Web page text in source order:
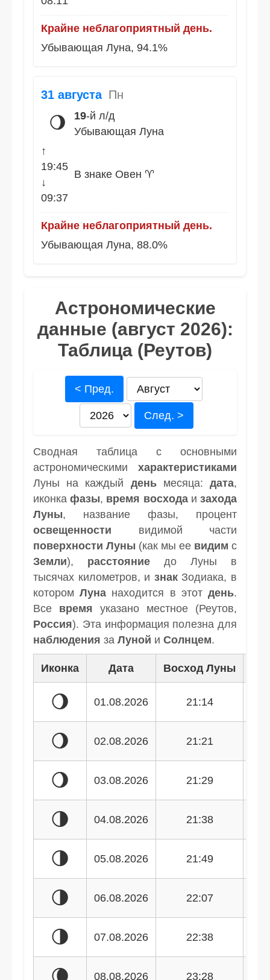
Крайне неблагоприятный день.
Убывающая Луна, 94.1%
31 августа Пн
🌖 19-й л/д
Убывающая Луна
↑
19:45
↓
09:37
В знаке Овен ♈
Крайне неблагоприятный день.
Убывающая Луна, 88.0%
Астрономические
данные (август 2026):
Таблица (Реутов)
< Пред.
След. >
Сводная таблица с основными
астрономическими характеристиками
Луны на каждый деньмесяца:дата,
иконкафазы, время восходаизахода
Луны, название фазы, процент
освещенности видимой части
поверхности Луны (как мы ее видим с
Земли), расстояние до Луны в
тысячах километров, и знакЗодиака, в
которомЛуна находится в этотдень.
Все время указано местное (Реутов,
Россия). Эта информация полезна для
наблюдения за Луной и Солнцем.
Иконка Дата Восход Луны
🌖 01.08.2026 21:14
🌖 02.08.2026 21:21
🌖 03.08.2026 21:29
🌗 04.08.2026 21:38
🌗 05.08.2026 21:49
🌗 06.08.2026 22:07
🌗 07.08.2026 22:38
08.08.2026 23:28